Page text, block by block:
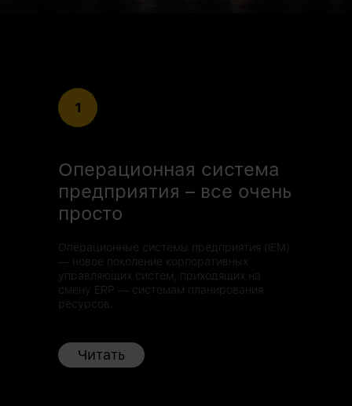
1
Операционная система
предприятия – все очень
просто
Операционные системы предприятия (IEM)
— новое поколение корпоративных
управляющих систем, приходящих на
смену ERP — системам планирования
ресурсов.
Читать